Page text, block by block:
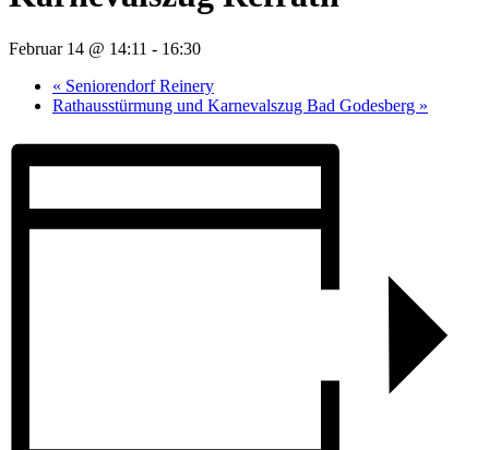
Februar 14 @ 14:11 - 16:30
« Seniorendorf Reinery
Rathausstürmung und Karnevalszug Bad Godesberg »